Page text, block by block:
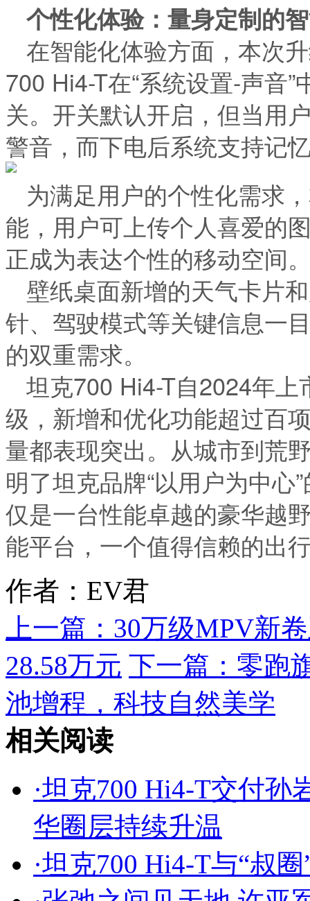
个性化体验：量身定制的
在智能化体验方面，本次
700 Hi4-T在“系统设置-声音
关。开关默认开启，但当用
警音，而下电后系统支持记
为满足用户的个性化需求
能，用户可上传个人喜爱的
正成为表达个性的移动空间
壁纸桌面新增的天气卡片
针、驾驶模式等关键信息一
的双重需求。
坦克700 Hi4-T自2024年
级，新增和优化功能超过百
量都表现突出。从城市到荒
明了坦克品牌“以用户为中
仅是一台性能卓越的豪华越
能平台，一个值得信赖的出
作者：EV君
上一篇： 30万级MPV新
28.58万元 下一篇： 零跑
池增程，科技自然美学
相关阅读
·坦克700 Hi4-T交付孙
华圈层持续升温
·坦克700 Hi4-T与“叔